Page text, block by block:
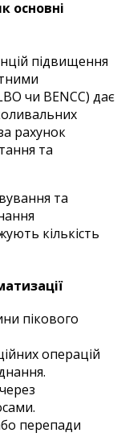
основні
підвищення
чи BENCC) дає
рахунок
та
та
кількість
пікового
операцій
перепади